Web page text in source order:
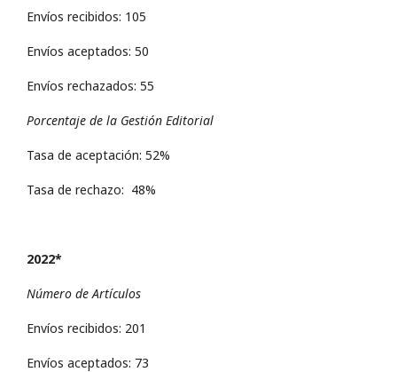
Envíos recibidos: 105
Envíos aceptados: 50
Envíos rechazados: 55
Porcentaje de la Gestión Editorial
Tasa de aceptación: 52%
Tasa de rechazo: 48%
2022*
Número de Artículos
Envíos recibidos: 201
Envíos aceptados: 73